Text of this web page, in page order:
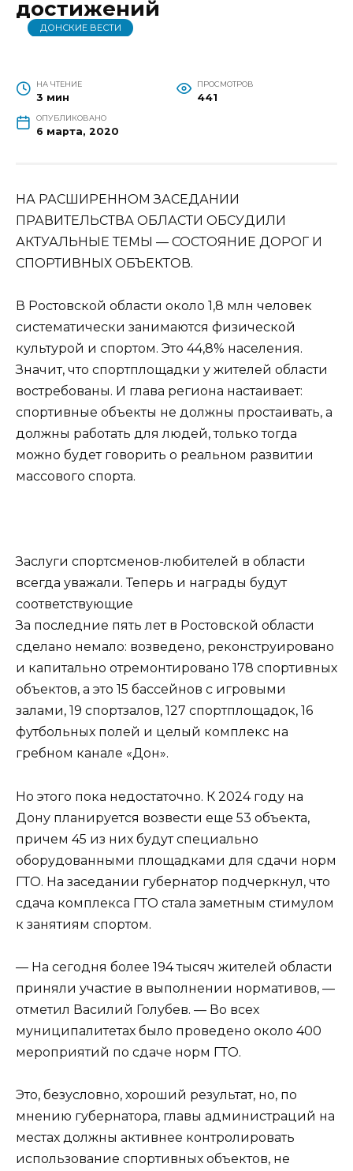
достижений
ДОНСКИЕ ВЕСТИ
НА ЧТЕНИЕ
3 мин
ПРОСМОТРОВ
441
ОПУБЛИКОВАНО
6 марта, 2020
НА РАСШИРEННОМ ЗАСEДАНИИ
ПРАВИТEЛЬСТВА ОБЛАСТИ ОБСУДИЛИ
АКТУАЛЬНЫE ТEМЫ — СОСТОЯНИE ДОРОГ И
СПОРТИВНЫХ ОБЪEКТОВ.
В Ростовской области около 1,8 млн человек
систематически занимаются физической
культурой и спортом. Это 44,8% населения.
Значит, что спортплощадки у жителей области
востребованы. И глава региона настаивает:
спортивные объекты не должны простаивать, а
должны работать для людей, только тогда
можно будет говорить о реальном развитии
массового спорта.
Заслуги спортсменов-любителей в области
всегда уважали. Теперь и награды будут
соответствующие
За последние пять лет в Ростовской области
сделано немало: возведено, реконструировано
и капитально отремонтировано 178 спортивных
объектов, а это 15 бассейнов с игровыми
залами, 19 спортзалов, 127 спортплощадок, 16
футбольных полей и целый комплекс на
гребном канале «Дон».
Но этого пока недостаточно. К 2024 году на
Дону планируется возвести еще 53 объекта,
причем 45 из них будут специально
оборудованными площадками для сдачи норм
ГТО. На заседании губернатор подчеркнул, что
сдача комплекса ГТО стала заметным стимулом
к занятиям спортом.
— На сегодня более 194 тысяч жителей области
приняли участие в выполнении нормативов, —
отметил Василий Голубев. — Во всех
муниципалитетах было проведено около 400
мероприятий по сдаче норм ГТО.
Это, безусловно, хороший результат, но, по
мнению губернатора, главы администраций на
местах должны активнее контролировать
использование спортивных объектов, не